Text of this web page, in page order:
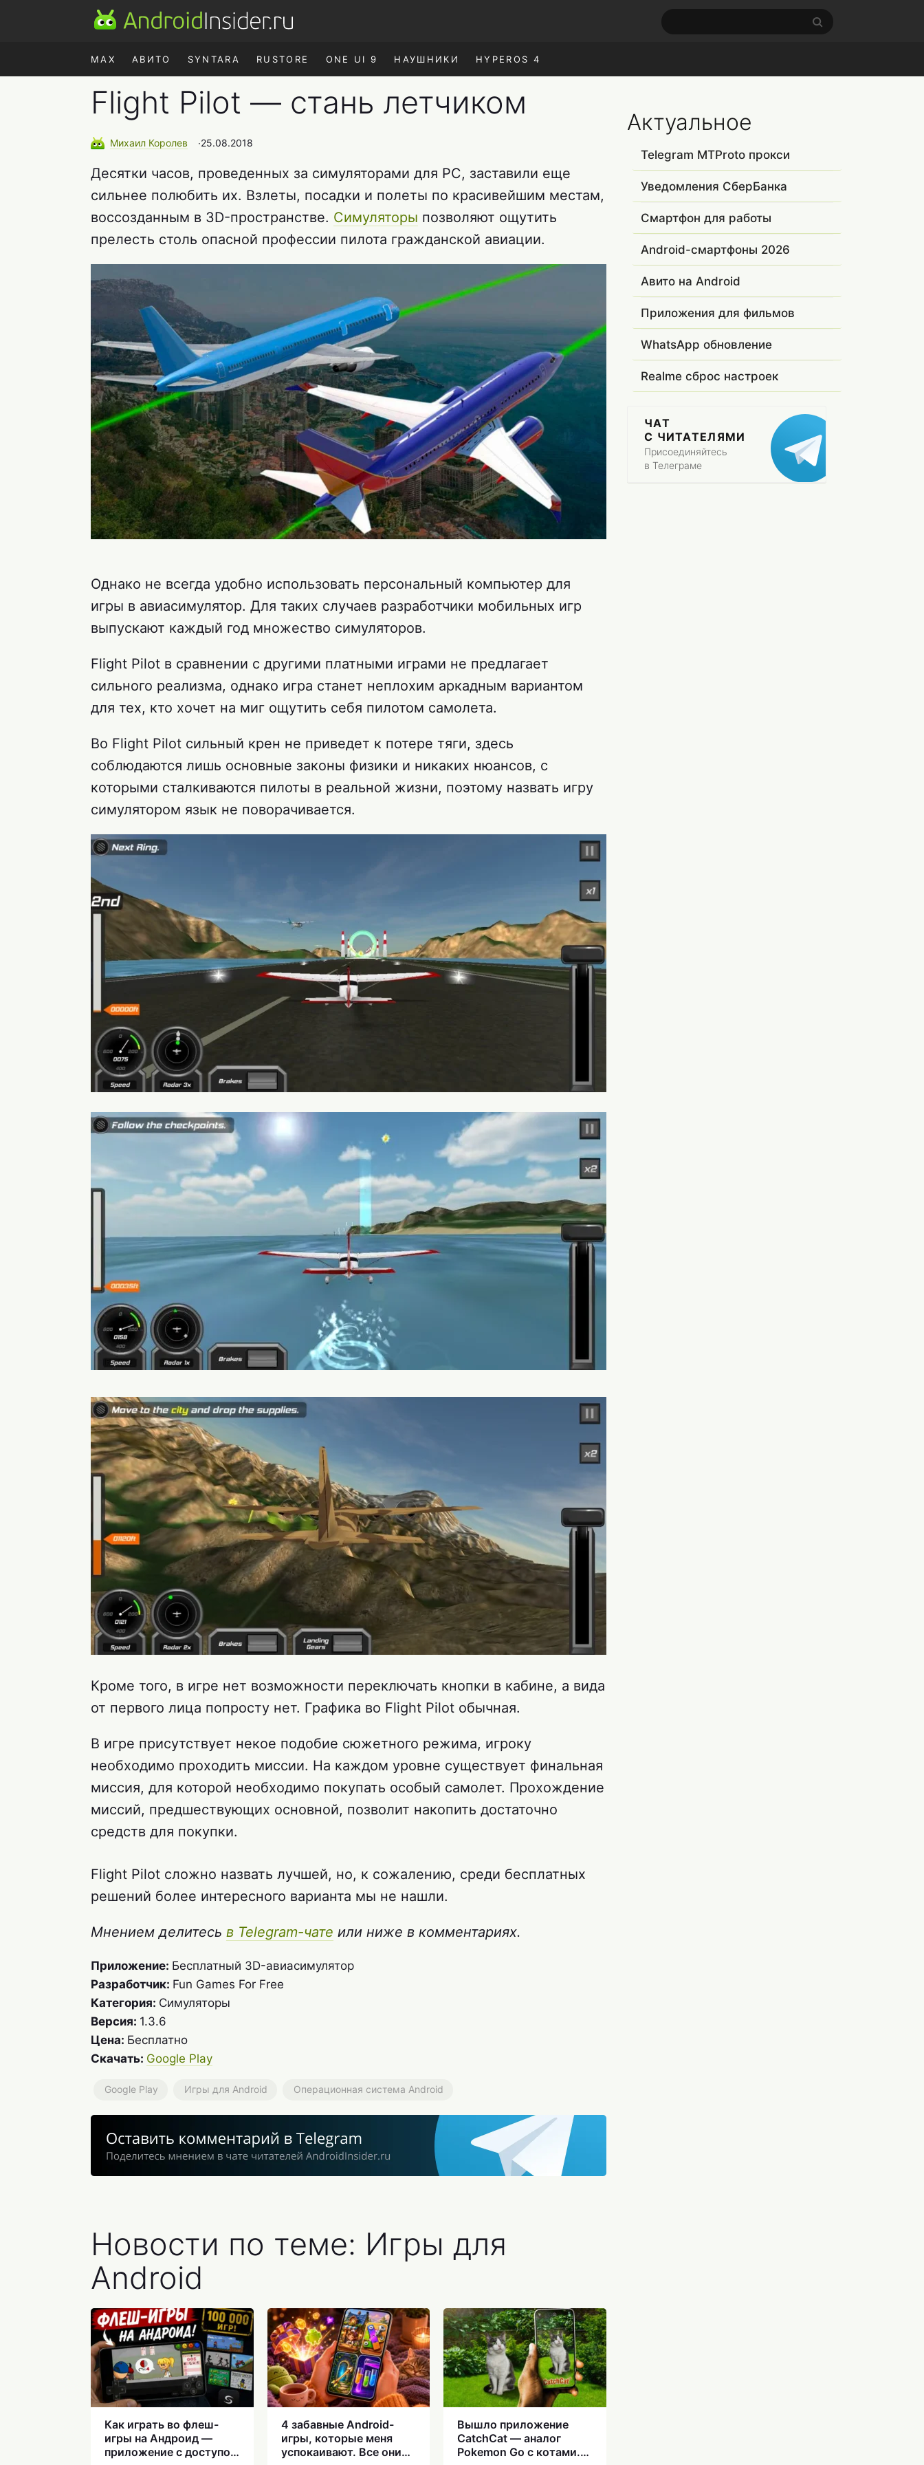
MAX АВИТО SYNTARA RUSTORE ONE UI 9 НАУШНИКИ HYPEROS 4
Flight Pilot — стань летчиком
Михаил Королев ∙25.08.2018
Десятки часов, проведенных за симуляторами для PC, заставили еще
сильнее полюбить их. Взлеты, посадки и полеты по красивейшим местам,
воссозданным в 3D-пространстве. Симуляторы позволяют ощутить
прелесть столь опасной профессии пилота гражданской авиации.
Однако не всегда удобно использовать персональный компьютер для
игры в авиасимулятор. Для таких случаев разработчики мобильных игр
выпускают каждый год множество симуляторов.
Flight Pilot в сравнении с другими платными играми не предлагает
сильного реализма, однако игра станет неплохим аркадным вариантом
для тех, кто хочет на миг ощутить себя пилотом самолета.
Во Flight Pilot сильный крен не приведет к потере тяги, здесь
соблюдаются лишь основные законы физики и никаких нюансов, с
которыми сталкиваются пилоты в реальной жизни, поэтому назвать игру
симулятором язык не поворачивается.
Кроме того, в игре нет возможности переключать кнопки в кабине, а вида
от первого лица попросту нет. Графика во Flight Pilot обычная.
В игре присутствует некое подобие сюжетного режима, игроку
необходимо проходить миссии. На каждом уровне существует финальная
миссия, для которой необходимо покупать особый самолет. Прохождение
миссий, предшествующих основной, позволит накопить достаточно
средств для покупки.
Flight Pilot сложно назвать лучшей, но, к сожалению, среди бесплатных
решений более интересного варианта мы не нашли.
Мнением делитесь в Telegram-чате или ниже в комментариях.
Приложение: Бесплатный 3D-авиасимулятор
Разработчик: Fun Games For Free
Категория: Симуляторы
Версия: 1.3.6
Цена: Бесплатно
Скачать: Google Play
Google Play Игры для Android Операционная система Android
Новости по теме: Игры для
Android
Как играть во флеш-
игры на Андроид —
приложение с доступом
4 забавные Android-
игры, которые меня
успокаивают. Все они
Вышло приложение
CatchCat — аналог
Pokemon Go с котами.
Актуальное
Telegram MTProto прокси
Уведомления СберБанка
Смартфон для работы
Android-смартфоны 2026
Авито на Android
Приложения для фильмов
WhatsApp обновление
Realme сброс настроек
ЧАТ
С ЧИТАТЕЛЯМИ
Присоединяйтесь
в Телеграме